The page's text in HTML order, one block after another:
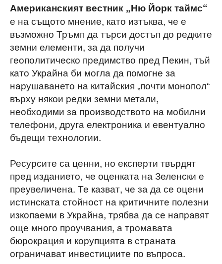
Американският вестник „Ню Йорк таймс“
е на същото мнение, като изтъква, че е
възможно Тръмп да търси достъп до редките
земни елементи, за да получи
геополитическо предимство пред Пекин, тъй
като Украйна би могла да помогне за
нарушаването на китайския „почти монопол“
върху някои редки земни метали,
необходими за производството на мобилни
телефони, друга електроника и евентуално
бъдещи технологии.
Ресурсите са ценни, но експерти твърдят
пред изданието, че оценката на Зеленски е
преувеличена. Те казват, че за да се оцени
истинската стойност на критичните полезни
изкопаеми в Украйна, трябва да се направят
още много проучвания, а тромавата
бюрокрация и корупцията в страната
ограничават инвестициите по въпроса.